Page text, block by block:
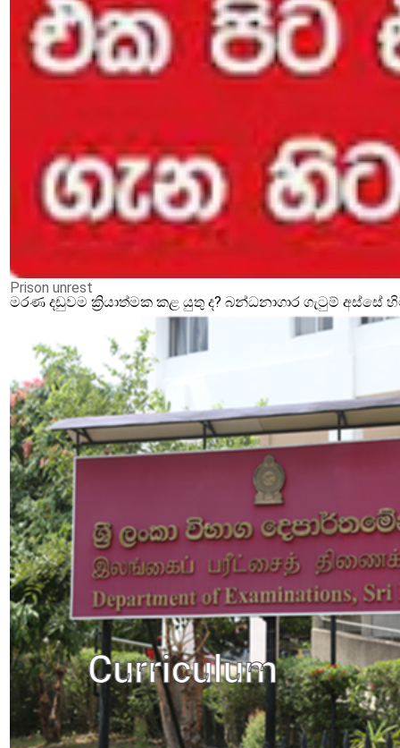
Prison unrest
මරණ දඩුවම ක්‍රියාත්මක කළ යුතු ද? බන්ධනාගාර ගැටුම්